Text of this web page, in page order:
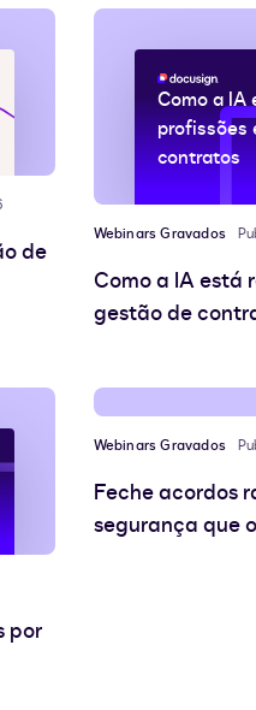
de
Como a IA
profissões
contratos
Webinars Gravados
Como a IA está
gestão de
por
Webinars Gravados
Feche acordos
segurança que